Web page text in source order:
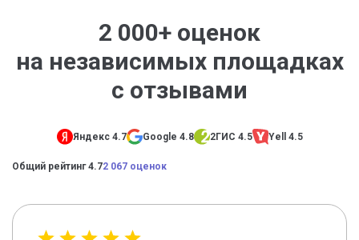
2 000+ оценок
на независимых площадках
с отзывами
Яндекс 4.7 Google 4.8 2ГИС 4.5 Yell 4.5
Общий рейтинг 4.72 067 оценок